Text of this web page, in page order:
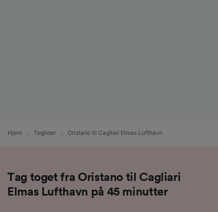
Hjem Togtider Oristano til Cagliari Elmas Lufthavn
Tag toget fra Oristano til Cagliari
Elmas Lufthavn på 45 minutter